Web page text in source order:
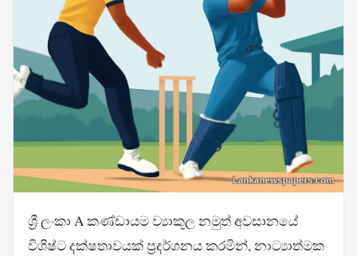
ශ්‍රී ලංකා A කණ්ඩායම ව්‍යාකූල නමුත් අවසානයේ
විශිෂ්ට දක්ෂතාවයක් ප්‍රදර්ශනය කරමින්, නාට්‍යාත්මක